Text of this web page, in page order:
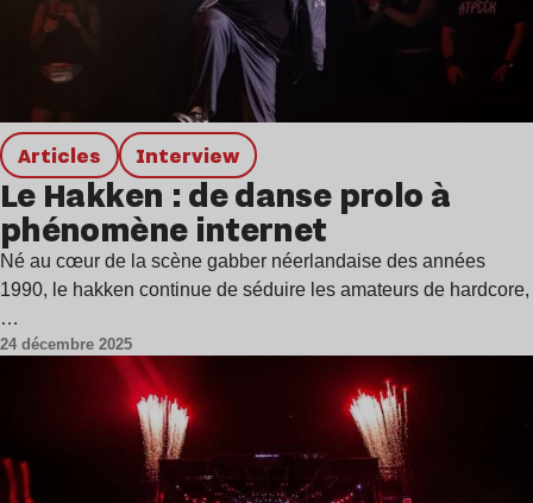
Articles interview
Le Hakken : de danse prolo à
phénomène internet
Né au cœur de la scène gabber néerlandaise des années
1990, le hakken continue de séduire les amateurs de hardcore,
…
24 décembre 2025